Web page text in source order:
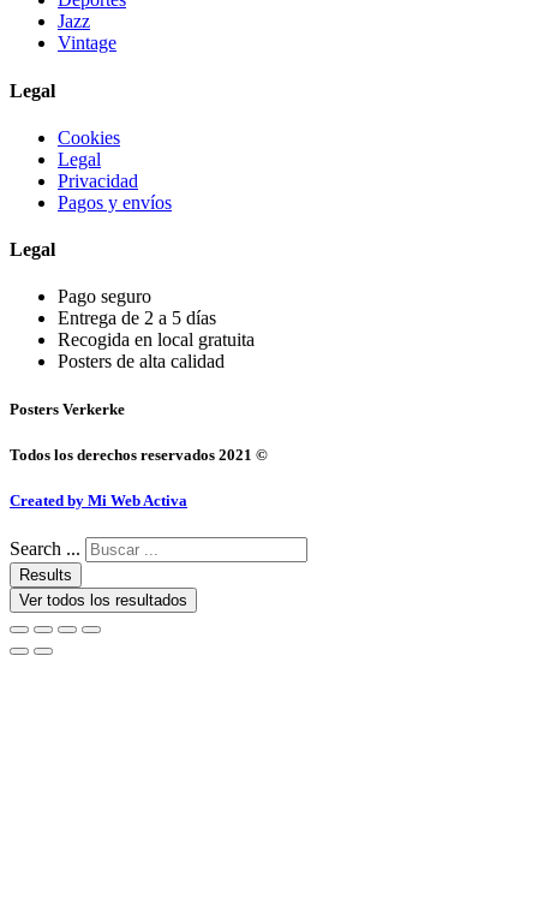
Jazz
Vintage
Legal
Cookies
Legal
Privacidad
Pagos y envíos
Legal
Pago seguro
Entrega de 2 a 5 días
Recogida en local gratuita
Posters de alta calidad
Posters Verkerke
Todos los derechos reservados 2021 ©
Created by Mi Web Activa
Search ...
Results
Ver todos los resultados